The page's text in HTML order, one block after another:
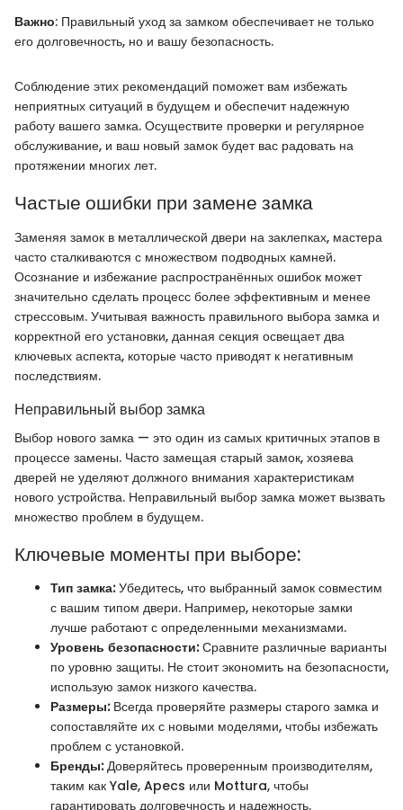
Важно: Правильный уход за замком обеспечивает не только
его долговечность, но и вашу безопасность.
Соблюдение этих рекомендаций поможет вам избежать
неприятных ситуаций в будущем и обеспечит надежную
работу вашего замка. Осуществите проверки и регулярное
обслуживание, и ваш новый замок будет вас радовать на
протяжении многих лет.
Частые ошибки при замене замка
Заменяя замок в металлической двери на заклепках, мастера
часто сталкиваются с множеством подводных камней.
Осознание и избежание распространённых ошибок может
значительно сделать процесс более эффективным и менее
стрессовым. Учитывая важность правильного выбора замка и
корректной его установки, данная секция освещает два
ключевых аспекта, которые часто приводят к негативным
последствиям.
Неправильный выбор замка
Выбор нового замка — это один из самых критичных этапов в
процессе замены. Часто замещая старый замок, хозяева
дверей не уделяют должного внимания характеристикам
нового устройства. Неправильный выбор замка может вызвать
множество проблем в будущем.
Ключевые моменты при выборе:
Тип замка:Убедитесь, что выбранный замок совместим
с вашим типом двери. Например, некоторые замки
лучше работают с определенными механизмами.
Уровень безопасности:Сравните различные варианты
по уровню защиты. Не стоит экономить на безопасности,
использую замок низкого качества.
Размеры:Всегда проверяйте размеры старого замка и
сопоставляйте их с новыми моделями, чтобы избежать
проблем с установкой.
Бренды:Доверяйтесь проверенным производителям,
таким как Yale, Apecs или Mottura, чтобы
гарантировать долговечность и надежность.